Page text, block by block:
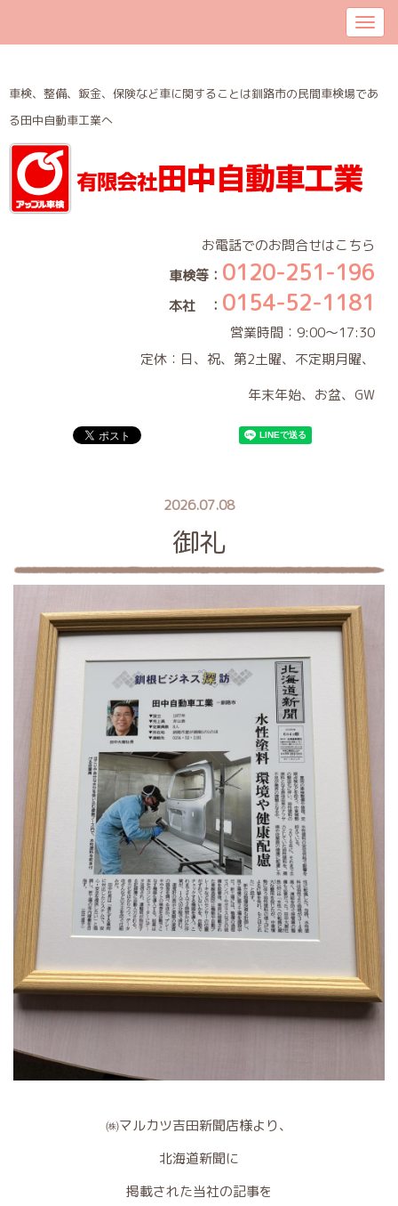
車検、整備、鈑金、保険など車に関することは釧路市の民間車検場であ
る田中自動車工業へ
お電話でのお問合せはこちら
車検等： 0120-251-196
本社 ： 0154-52-1181
営業時間：9:00～17:30
定休：日、祝、第2土曜、不定期月曜、
年末年始、お盆、GW
2026.07.08
御礼
㈱マルカツ吉田新聞店様より、
北海道新聞に
掲載された当社の記事を